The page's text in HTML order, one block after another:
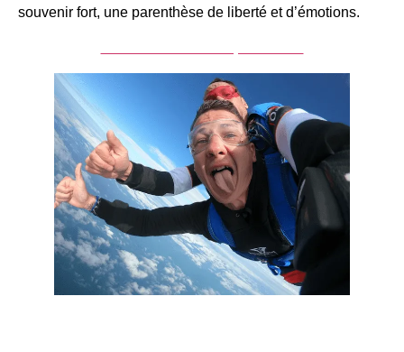
souvenir fort, une parenthèse de liberté et d’émotions.